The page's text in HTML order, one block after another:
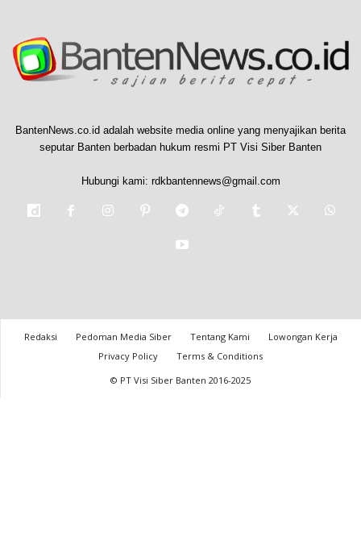
BantenNews.co.id adalah website media online yang menyajikan berita
seputar Banten berbadan hukum resmi PT Visi Siber Banten
Hubungi kami: rdkbantennews@gmail.com
Redaksi Pedoman Media Siber Tentang Kami
Lowongan Kerja
Privacy Policy
Terms & Conditions
© PT Visi Siber Banten 2016-2025